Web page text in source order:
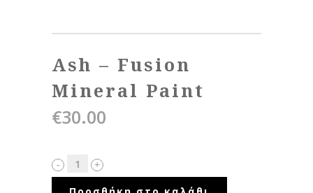
Ash – Fusion
Mineral Paint
€30.00